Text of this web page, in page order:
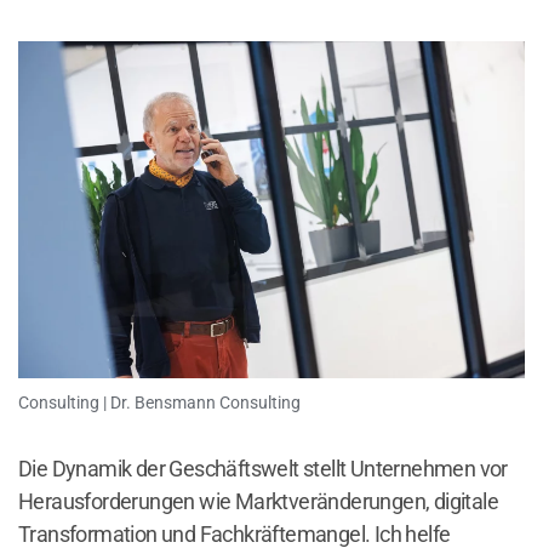
Consulting | Dr. Bensmann Consulting
Die Dynamik der Geschäftswelt stellt Unternehmen vor
Herausforderungen wie Marktveränderungen, digitale
Transformation und Fachkräftemangel. Ich helfe